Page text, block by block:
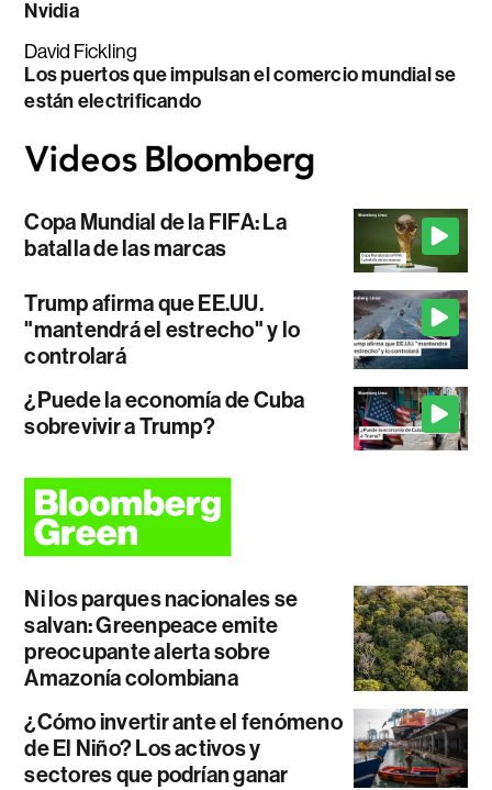
Nvidia
David Fickling
Los puertos que impulsan el comercio mundial se
están electrificando
Copa Mundial de la FIFA: La
batalla de las marcas
Trump afirma que EE.UU.
"mantendrá el estrecho" y lo
controlará
¿Puede la economía de Cuba
sobrevivir a Trump?
Ni los parques nacionales se
salvan: Greenpeace emite
preocupante alerta sobre
Amazonía colombiana
¿Cómo invertir ante el fenómeno
de El Niño? Los activos y
sectores que podrían ganar